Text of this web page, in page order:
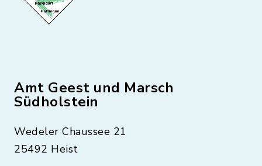
Amt Geest und Marsch
Südholstein
Wedeler Chaussee 21
25492 Heist